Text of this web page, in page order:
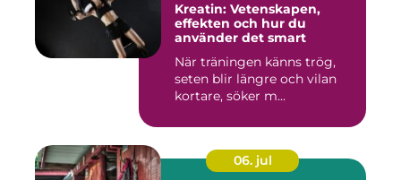
Kreatin: Vetenskapen,
effekten och hur du
använder det smart
När träningen känns trög,
seten blir längre och vilan
kortare, söker m...
06. jul